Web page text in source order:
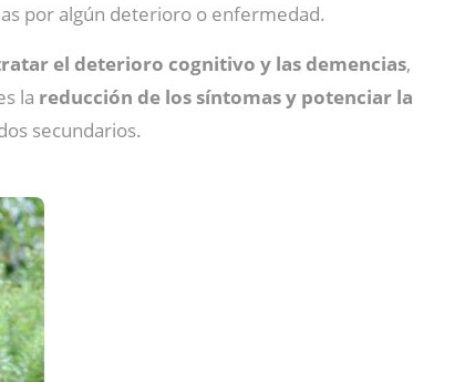
por algún deterioro o enfermedad.
el deterioro cognitivo y las demencias,
la reducción de los síntomas y potenciar la
secundarios.